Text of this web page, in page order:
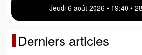
Jeudi 6 août 2026 • 19:40 •
Derniers articles